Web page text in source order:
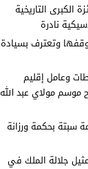
الكبرى التاريخية
نادرة
وتعترف بسيادة
وعامل إقليم
موسم مولاي عبد الله
سبتة بحكمة ورزانة
جلالة الملك في